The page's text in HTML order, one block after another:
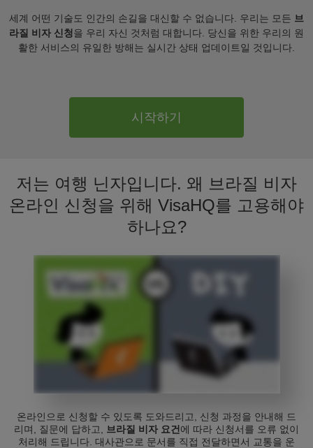
세계 어떤 기술도 인간의 손길을 대신할 수 없습니다. 우리는 모든 브
라질 비자 신청을 우리 자신 것처럼 대합니다. 당신을 위한 우리의 원
활한 서비스의 유일한 방해는 실시간 상태 업데이트일 것입니다.
시작하기
저는 여행 닌자입니다. 왜 브라질 비자
온라인 신청을 위해 VisaHQ를 고용해야
하나요?
온라인으로 신청할 수 있도록 도와드리고, 신청 과정을 안내해 드
리며, 질문에 답하고, 브라질 비자 요건 에 따라 신청서를 오류 없이
처리해 드립니다. 대사관으로 문서를 직접 전달하면서 교통을 운